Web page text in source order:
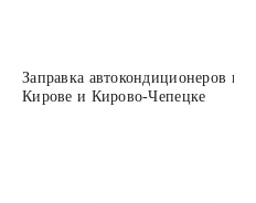
Заправка автокондиционеров в
Кирове и Кирово-Чепецке